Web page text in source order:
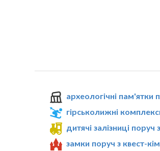
археологічні пам'ятки
гірськолижні
дитячі залізниці
замки поруч з квест-